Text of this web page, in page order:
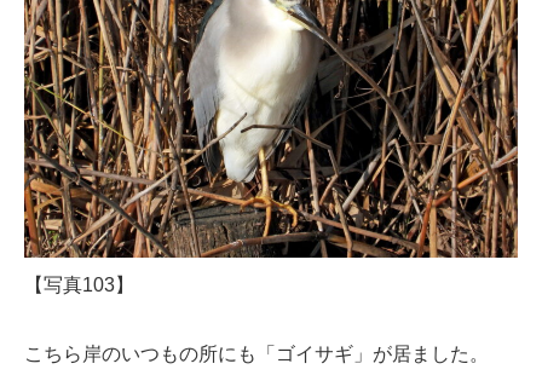
【写真103】
こちら岸のいつもの所にも「ゴイサギ」が居ました。